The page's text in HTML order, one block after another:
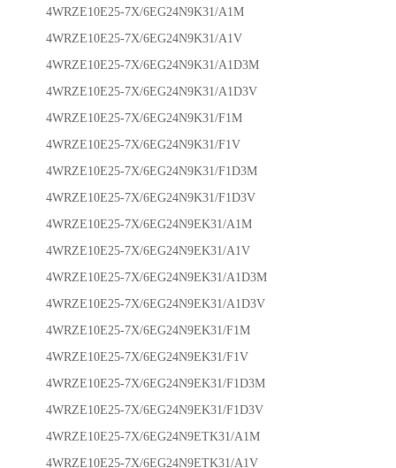
4WRZE10E25-7X/6EG24N9K31/A1M
4WRZE10E25-7X/6EG24N9K31/A1V
4WRZE10E25-7X/6EG24N9K31/A1D3M
4WRZE10E25-7X/6EG24N9K31/A1D3V
4WRZE10E25-7X/6EG24N9K31/F1M
4WRZE10E25-7X/6EG24N9K31/F1V
4WRZE10E25-7X/6EG24N9K31/F1D3M
4WRZE10E25-7X/6EG24N9K31/F1D3V
4WRZE10E25-7X/6EG24N9EK31/A1M
4WRZE10E25-7X/6EG24N9EK31/A1V
4WRZE10E25-7X/6EG24N9EK31/A1D3M
4WRZE10E25-7X/6EG24N9EK31/A1D3V
4WRZE10E25-7X/6EG24N9EK31/F1M
4WRZE10E25-7X/6EG24N9EK31/F1V
4WRZE10E25-7X/6EG24N9EK31/F1D3M
4WRZE10E25-7X/6EG24N9EK31/F1D3V
4WRZE10E25-7X/6EG24N9ETK31/A1M
4WRZE10E25-7X/6EG24N9ETK31/A1V